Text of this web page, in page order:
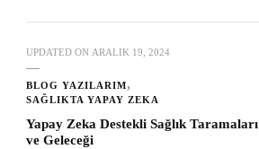
UPDATED ON ARALIK 19, 2024
BLOG YAZILARIM
SAĞLIKTA YAPAY ZEKA
Yapay Zeka Destekli Sağlık Taramaları
ve Geleceği